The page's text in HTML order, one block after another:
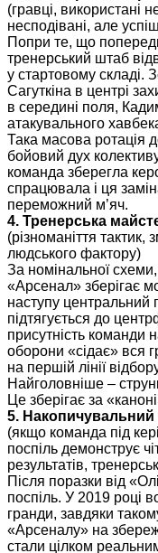
(гравці, використані
несподівані, але
Попри те, що
тренерський штаб
у стартовому складі.
Сагуткіна в центрі
в середині поля,
атакувального
Така масова ротація
бойовий дух
команда зберегла
спрацювала і ця
переможний м’яч.
4. Тренерська
(різноманіття тактик,
людського фактору)
За номінальної
«Арсенал» зберігає
наступу центральний
підтягується до
присутність команди
оборони «сідає» вся
на першій лінії
Найголовніше –
Це зберігає за
5. Накопичувальний
(якщо команда під
поспіль демонструє
результатів,
Після поразки від
поспіль. У 2019 році
гранди, завдяки
«Арсеналу» на
стали цілком